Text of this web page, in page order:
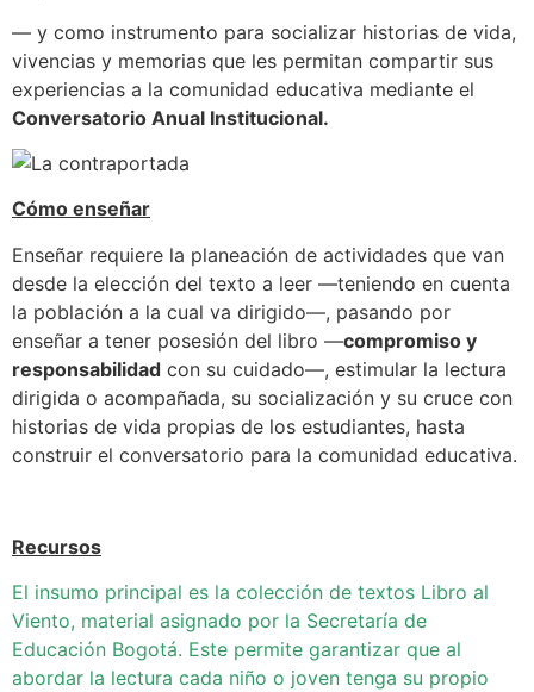
— y como instrumento para socializar historias de vida,
vivencias y memorias que les permitan compartir sus
experiencias a la comunidad educativa mediante el
Conversatorio Anual Institucional.
Cómo enseñar
Enseñar requiere la planeación de actividades que van
desde la elección del texto a leer —teniendo en cuenta
la población a la cual va dirigido—, pasando por
enseñar a tener posesión del libro —compromiso y
responsabilidad con su cuidado—, estimular la lectura
dirigida o acompañada, su socialización y su cruce con
historias de vida propias de los estudiantes, hasta
construir el conversatorio para la comunidad educativa.
Recursos
El insumo principal es la colección de textos Libro al
Viento, material asignado por la Secretaría de
Educación Bogotá. Este permite garantizar que al
abordar la lectura cada niño o joven tenga su propio